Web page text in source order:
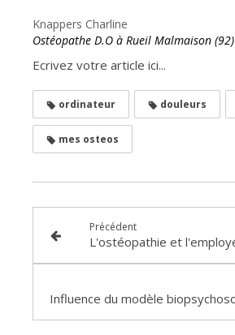
Knappers Charline
Ostéopathe D.O à Rueil Malmaison (92)
Ecrivez votre article ici...
ordinateur douleurs
mes osteos
Précédent